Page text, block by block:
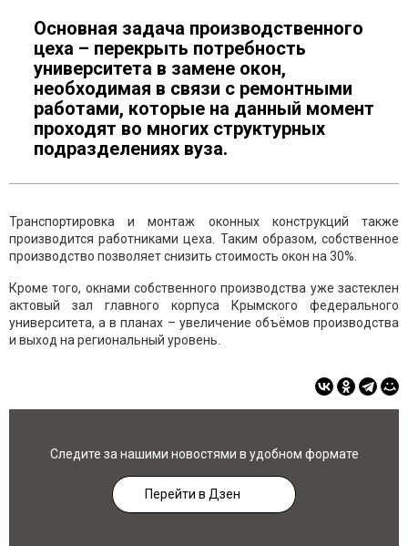
Основная задача производственного
цеха – перекрыть потребность
университета в замене окон,
необходимая в связи с ремонтными
работами, которые на данный момент
проходят во многих структурных
подразделениях вуза.
Транспортировка и монтаж оконных конструкций также
производится работниками цеха. Таким образом, собственное
производство позволяет снизить стоимость окон на 30%.
Кроме того, окнами собственного производства уже застеклен
актовый зал главного корпуса Крымского федерального
университета, а в планах – увеличение объёмов производства
и выход на региональный уровень.
Следите за нашими новостями в удобном формате
Перейти в Дзен